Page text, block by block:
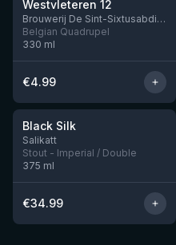
Westvleteren 12
Brouwerij De Sint-Sixtusabdij van Westvleteren
Belgian Quadrupel
330 ml
€4.99
★ 4.53
Black Silk
Salikatt
Stout - Imperial / Double
375 ml
€34.99